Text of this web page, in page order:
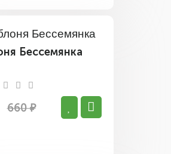
Бессемянка
660 ₽